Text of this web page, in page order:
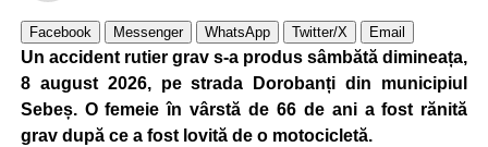
Urmărește-ne pe Google News
Ultimele știri din Sebeș
Facebook Messenger WhatsApp Twitter/X Email
Un accident rutier grav s-a produs sâmbătă dimineața,
8 august 2026, pe strada Dorobanți din municipiul
Sebeș. O femeie în vârstă de 66 de ani a fost rănită
grav după ce a fost lovită de o motocicletă.